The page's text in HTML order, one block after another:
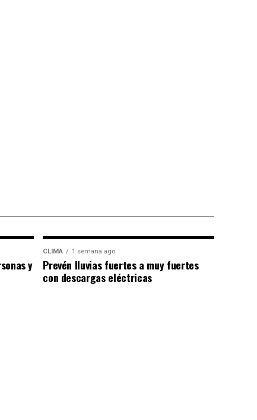
y
CLIMA 1 semana ago
Prevén lluvias fuertes a muy fuertes
con descargas eléctricas